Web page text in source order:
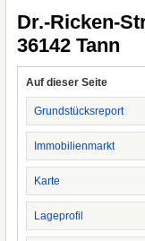
Dr.-Ricken-
36142 Tann
Auf dieser Seite
Grundstücksreport
Immobilienmarkt
Karte
Lageprofil